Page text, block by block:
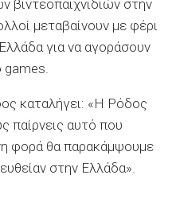
βιντεοπαιχνιδιών στην
μεταβαίνουν με φέρι
για να αγοράσουν
καταλήγει: «Η Ρόδος
παίρνεις αυτό που
φορά θα παρακάμψουμε
στην Ελλάδα».